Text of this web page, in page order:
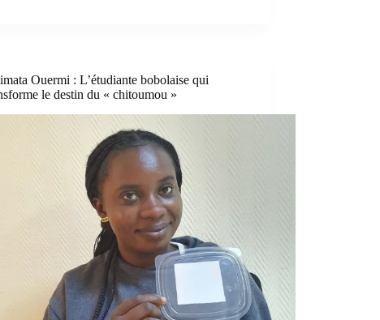
Ouermi : L’étudiante bobolaise qui
le destin du « chitoumou »